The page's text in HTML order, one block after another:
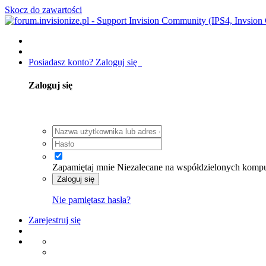
Skocz do zawartości
Posiadasz konto? Zaloguj się
Zaloguj się
Zapamiętaj mnie Niezalecane na współdzielonych
Zaloguj się
Nie pamiętasz hasła?
Zarejestruj się